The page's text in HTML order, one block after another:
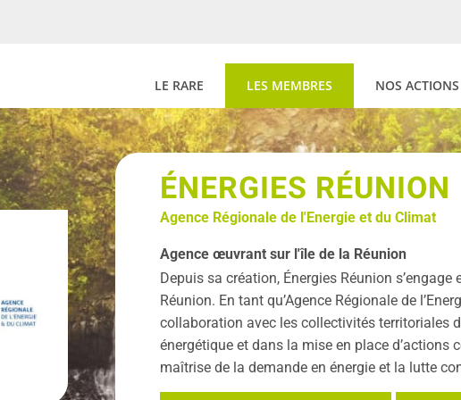
LE RARE LES MEMBRES NOS ACTIONS
ÉNERGIES RÉUNION
Agence Régionale de l'Energie et du Climat
Agence œuvrant sur l'île de la Réunion
Depuis sa création, Énergies Réunion
Réunion. En tant qu’Agence Régionale de
collaboration avec les collectivités territoriales
énergétique et dans la mise en place d’actions
maîtrise de la demande en énergie et la lutte